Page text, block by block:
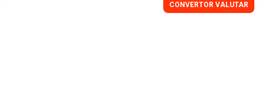
CONVERTOR VALUTAR